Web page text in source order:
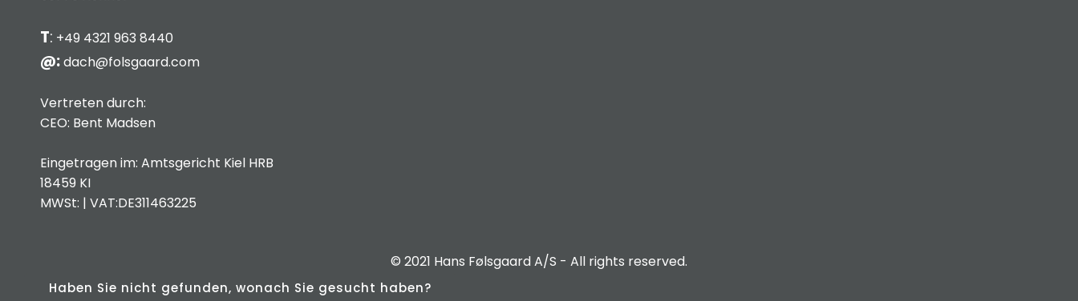
T: +49 4321 963 8440
@:dach@folsgaard.com
Vertreten durch:
CEO: Bent Madsen
Eingetragen im: Amtsgericht Kiel HRB
18459 KI
MWSt: | VAT:DE311463225
© 2021 Hans Følsgaard A/S - All rights reserved.
Haben Sie nicht gefunden, wonach Sie gesucht haben?